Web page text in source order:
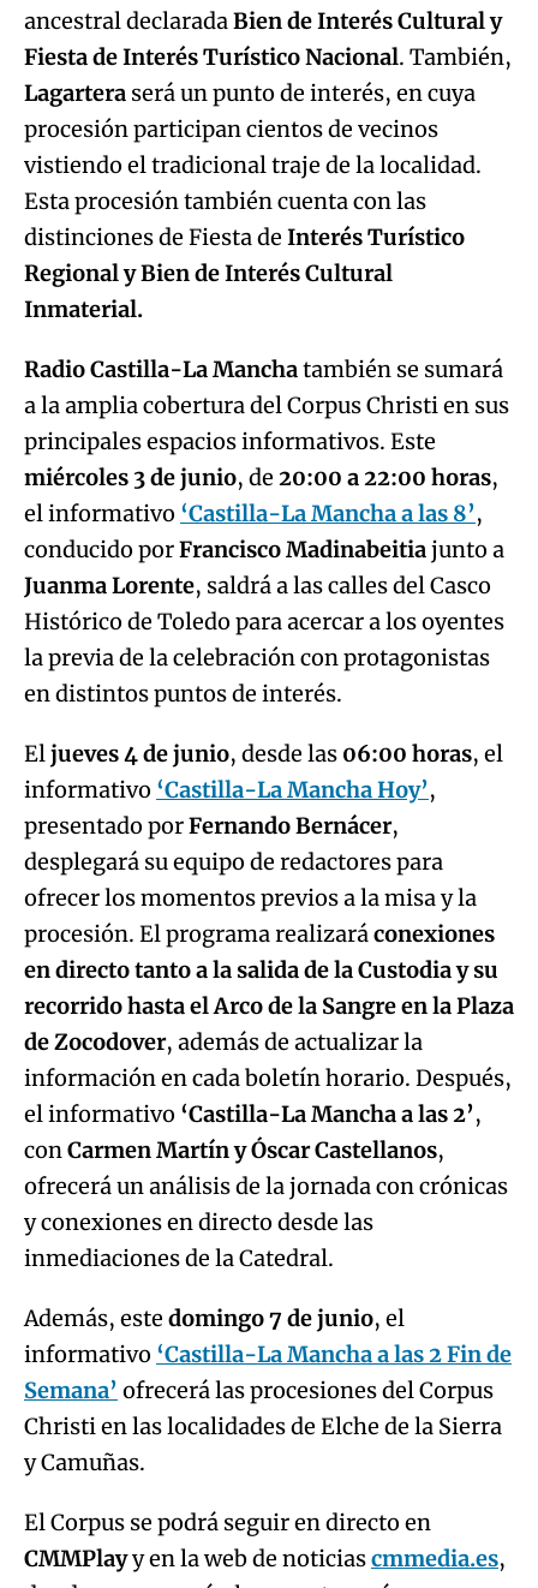
ancestral declaradaBien de Interés Cultural y
Fiesta de Interés Turístico Nacional. También,
Lagartera será un punto de interés, en cuya
procesión participan cientos de vecinos
vistiendo el tradicional traje de la localidad.
Esta procesión también cuenta con las
distinciones de Fiesta de Interés Turístico
Regional y Bien de Interés Cultural
Inmaterial.
Radio Castilla-La Manchatambién se sumará
a la amplia cobertura del Corpus Christi en sus
principales espacios informativos. Este
miércoles 3 de junio, de 20:00 a 22:00 horas,
el informativo ‘Castilla-La Mancha a las 8’,
conducido porFrancisco Madinabeitiajunto a
Juanma Lorente, saldrá a las calles del Casco
Histórico de Toledo para acercar a los oyentes
la previa de la celebración con protagonistas
en distintos puntos de interés.
Eljueves 4 de junio, desde las 06:00 horas, el
informativo ‘Castilla-La Mancha Hoy’,
presentado porFernando Bernácer,
desplegará su equipo de redactores para
ofrecer los momentos previos a la misa y la
procesión. El programa realizaráconexiones
en directo tanto a la salida de la Custodia y su
recorrido hasta el Arco de la Sangre en la Plaza
de Zocodover, además de actualizar la
información en cada boletín horario. Después,
el informativo ‘Castilla-La Mancha a las 2’,
conCarmen Martín y Óscar Castellanos,
ofrecerá un análisis de la jornada con crónicas
y conexiones en directo desde las
inmediaciones de la Catedral.
Además, este domingo 7 de junio, el
informativo ‘Castilla-La Mancha a las 2 Fin de
Semana’ ofrecerá las procesiones del Corpus
Christi en las localidades de Elche de la Sierra
y Camuñas.
El Corpus se podrá seguir en directo en
CMMPlayy en la web de noticiascmmedia.es,